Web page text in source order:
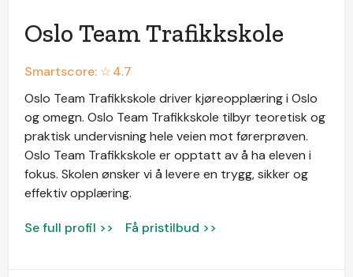
Oslo Team Trafikkskole
Smartscore: ☆4.7
Oslo Team Trafikkskole driver kjøreopplæring i Oslo
og omegn. Oslo Team Trafikkskole tilbyr teoretisk og
praktisk undervisning hele veien mot førerprøven.
Oslo Team Trafikkskole er opptatt av å ha eleven i
fokus. Skolen ønsker vi å levere en trygg, sikker og
effektiv opplæring.
Se full profil >> Få pristilbud >>